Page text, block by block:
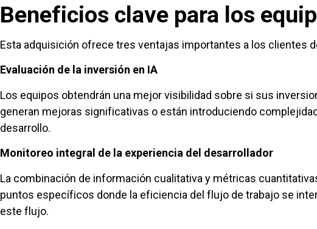
Beneficios clave para los
Esta adquisición ofrece tres ventajas importantes a los clientes
Evaluación de la inversión en IA
Los equipos obtendrán una mejor visibilidad sobre si sus
generan mejoras significativas o están introduciendo
desarrollo.
Monitoreo integral de la experiencia del desarrollador
La combinación de información cualitativa y métricas
puntos específicos donde la eficiencia del flujo de trabajo se
este flujo.